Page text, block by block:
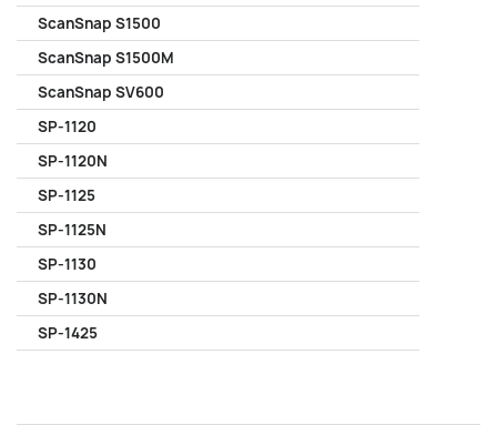
ScanSnap S1500
ScanSnap S1500M
ScanSnap SV600
SP-1120
SP-1120N
SP-1125
SP-1125N
SP-1130
SP-1130N
SP-1425